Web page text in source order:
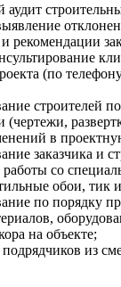
рекомендации
(по
строителей
(чертежи,
в
заказчика и
работы со
обои, тик
по порядку
на объекте;
из